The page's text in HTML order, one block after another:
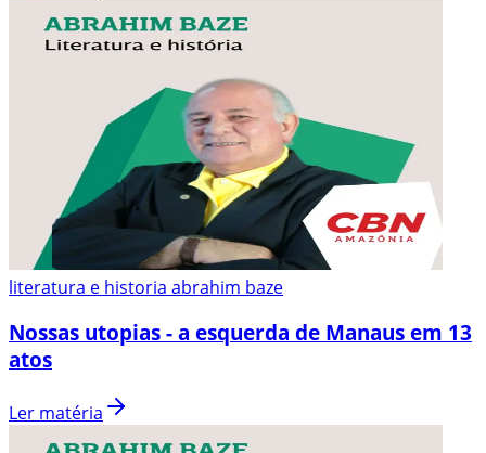
literatura e historia abrahim baze
Nossas utopias - a esquerda de Manaus em 13
atos
Ler matéria